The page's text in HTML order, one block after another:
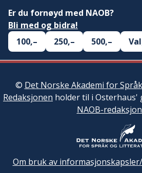
Er du fornøyd med NAOB?
Bli med og bidra!
100,–
250,– 500,–
© Det Norske Akademi for
Redaksjonen holder til i Osterhaus'
NAOB-
Om bruk av